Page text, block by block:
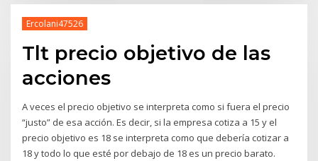
Ercolani47526
Tlt precio objetivo de las
acciones
A veces el precio objetivo se interpreta como si fuera el precio
“justo” de esa acción. Es decir, si la empresa cotiza a 15 y el
precio objetivo es 18 se interpreta como que debería cotizar a
18 y todo lo que esté por debajo de 18 es un precio barato.